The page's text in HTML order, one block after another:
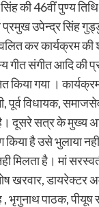
की 46वीं पुण्य
प्रमुख उपेन्द्र सिंह
कर कार्यक्रम
गीत संगीत आदि की
किया गया ।
पूर्व विधायक,
दूसरे सत्र के मुख्य
किया है उसे भुलाया
मिलता है। मां
खरवार, डायरेक्टर
भृगुनाथ पाठक, पीयूष